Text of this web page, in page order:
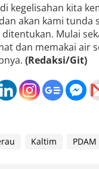
kegelisahan kita
akan kami tunda
Mulai
dan memakai air
(Redaksi/Git)
Kaltim PDAM